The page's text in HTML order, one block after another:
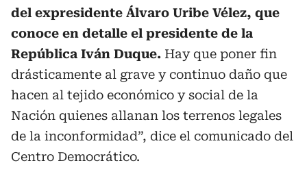
del expresidente Álvaro Uribe Vélez, que
conoce en detalle el presidente de la
República Iván Duque. Hay que poner fin
drásticamente al grave y continuo daño que
hacen al tejido económico y social de la
Nación quienes allanan los terrenos legales
de la inconformidad”, dice el comunicado del
Centro Democrático.